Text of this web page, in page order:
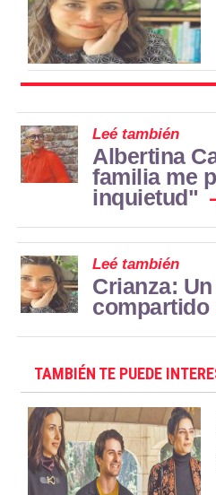
Leé también
Albertina
familia me
inquietud"
Leé también
Crianza:
compartido
TAMBIÉN TE PUEDE